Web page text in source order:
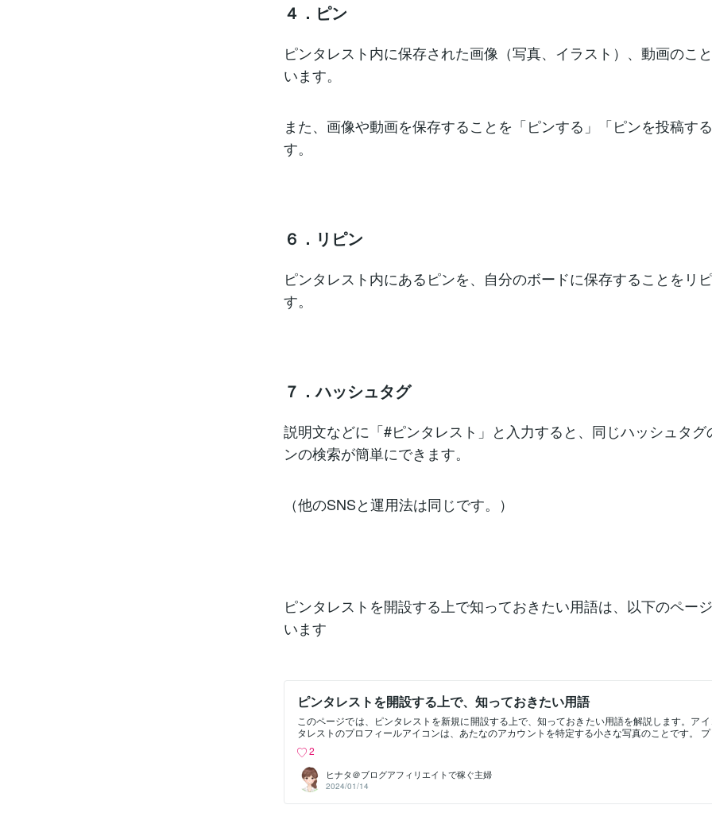
４．ピン
ピンタレスト内に保存された画像（写真、イラスト）、動画のこ
います。
また、画像や動画を保存することを「ピンする」「ピンを投稿す
す。
６．リピン
ピンタレスト内にあるピンを、自分のボードに保存することをリ
す。
７．ハッシュタグ
説明文などに「#ピンタレスト」と入力すると、同じハッシュタグ
ンの検索が簡単にできます。
（他のSNSと運用法は同じです。）
ピンタレストを開設する上で知っておきたい用語は、以下のペー
います
ピンタレストを開設する上で、知っておきたい用語
このページでは、ピンタレストを新規に開設する上で、知っておきたい用語を解説します。ア
タレストのプロフィールアイコンは、あたなのアカウントを特定する小さな写真のことです。
ーは、あなたのプロフィールを見た時、このカバーが最初に目に入ります。 プロフィールカバー
て活用すれば、他のユーザーが共感しやすくなり、あなたと同じ趣味や興味を持つ人とつながる
きます。 ピンタレストとはピンタレストを運営する上で知っておきたい７つの用語
2
ヒナタ＠ブログアフィリエイトで稼ぐ主婦
2024/01/14